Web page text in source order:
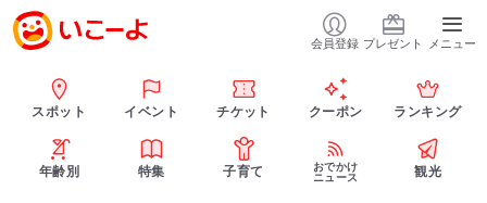
会員登録 プレゼント メニュー
スポット イベント チケット クーポン ランキング
年齢別 特集 子育て
おでかけ
ニュース
観光